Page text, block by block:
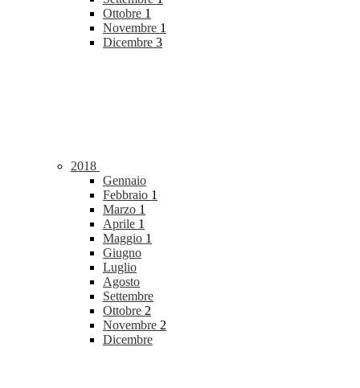
Ottobre 1
Novembre 1
Dicembre 3
2018
Gennaio
Febbraio 1
Marzo 1
Aprile 1
Maggio 1
Giugno
Luglio
Agosto
Settembre
Ottobre 2
Novembre 2
Dicembre